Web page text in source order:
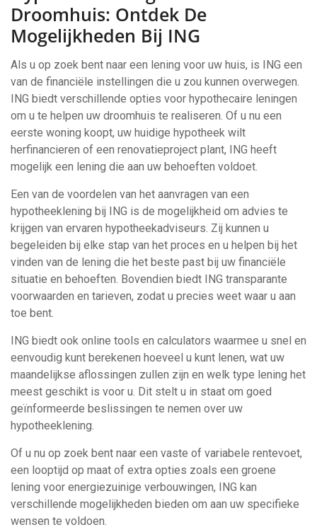
Droomhuis: Ontdek De
Mogelijkheden Bij ING
Als u op zoek bent naar een lening voor uw huis, is ING een
van de financiële instellingen die u zou kunnen overwegen.
ING biedt verschillende opties voor hypothecaire leningen
om u te helpen uw droomhuis te realiseren. Of u nu een
eerste woning koopt, uw huidige hypotheek wilt
herfinancieren of een renovatieproject plant, ING heeft
mogelijk een lening die aan uw behoeften voldoet.
Een van de voordelen van het aanvragen van een
hypotheeklening bij ING is de mogelijkheid om advies te
krijgen van ervaren hypotheekadviseurs. Zij kunnen u
begeleiden bij elke stap van het proces en u helpen bij het
vinden van de lening die het beste past bij uw financiële
situatie en behoeften. Bovendien biedt ING transparante
voorwaarden en tarieven, zodat u precies weet waar u aan
toe bent.
ING biedt ook online tools en calculators waarmee u snel en
eenvoudig kunt berekenen hoeveel u kunt lenen, wat uw
maandelijkse aflossingen zullen zijn en welk type lening het
meest geschikt is voor u. Dit stelt u in staat om goed
geïnformeerde beslissingen te nemen over uw
hypotheeklening.
Of u nu op zoek bent naar een vaste of variabele rentevoet,
een looptijd op maat of extra opties zoals een groene
lening voor energiezuinige verbouwingen, ING kan
verschillende mogelijkheden bieden om aan uw specifieke
wensen te voldoen.